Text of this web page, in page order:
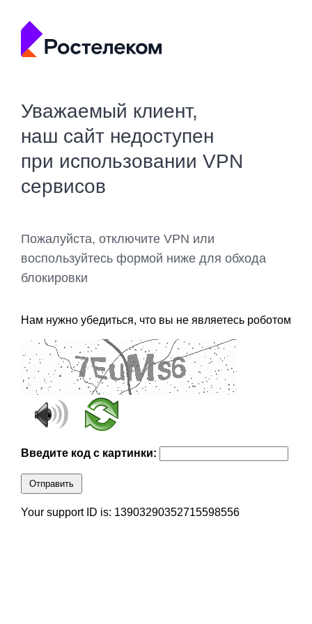
Уважаемый клиент,
наш сайт недоступен
при использовании VPN
сервисов
Пожалуйста, отключите VPN или
воспользуйтесь формой ниже для обхода
блокировки
Нам нужно убедиться, что вы не являетесь роботом
Введите код с картинки:
Отправить
Your support ID is: 13903290352715598556